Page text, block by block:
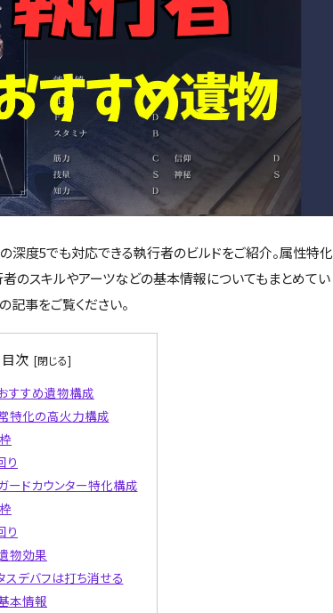
深度5でも対応できる執行者のビルドをご紹介。属性特化
のスキルやアーツなどの基本情報についてもまとめてい
記事をご覧ください。
目次
すすめ遺物構成
特化の高火力構成
り
ガードカウンター特化構成
り
物効果
スデバフは打ち消せる
本情報